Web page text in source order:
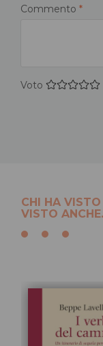
Commento *
Voto
CHI HA
VISTO